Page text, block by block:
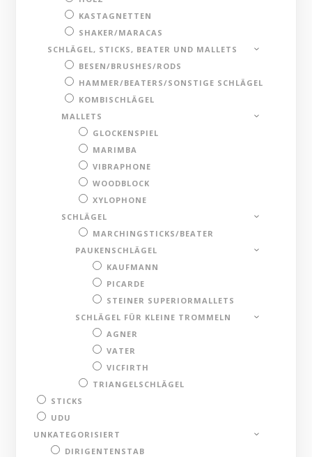
KASTAGNETTEN
SHAKER/MARACAS
SCHLÄGEL, STICKS, BEATER UND MALLETS
BESEN/BRUSHES/RODS
HAMMER/BEATERS/SONSTIGE SCHLÄGEL
KOMBISCHLÄGEL
MALLETS
GLOCKENSPIEL
MARIMBA
VIBRAPHONE
WOODBLOCK
XYLOPHONE
SCHLÄGEL
MARCHINGSTICKS/BEATER
PAUKENSCHLÄGEL
KAUFMANN
PICARDE
STEINER SUPERIORMALLETS
SCHLÄGEL FÜR KLEINE TROMMELN
AGNER
VATER
VICFIRTH
TRIANGELSCHLÄGEL
STICKS
UDU
UNKATEGORISIERT
DIRIGENTENSTAB